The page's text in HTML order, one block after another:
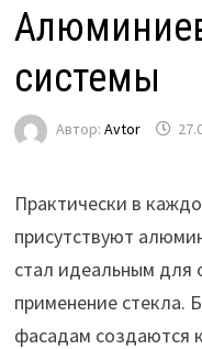
системы
Автор: Avtor
Практически в
присутствуют
стал идеальным для
применение стекла.
фасадам создаются